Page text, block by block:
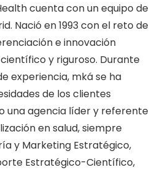
cuenta con un equipo de
Nació en 1993 con el reto de
e innovación
y riguroso. Durante
experiencia, mká se ha
de los clientes
una agencia líder y referente
en salud, siempre
y Marketing Estratégico,
Estratégico-Científico,